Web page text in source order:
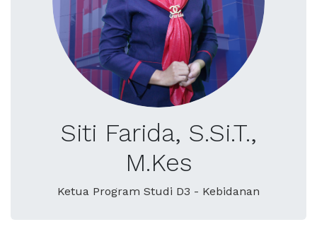
Siti Farida, S.Si.T.,
M.Kes
Ketua Program Studi D3 - Kebidanan